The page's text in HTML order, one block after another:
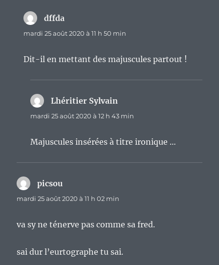
dffda
mardi 25 août 2020 à 11 h 50 min
Dit-il en mettant des majuscules partout !
Lhéritier Sylvain
mardi 25 août 2020 à 12 h 43 min
Majuscules insérées à titre ironique …
picsou
mardi 25 août 2020 à 11 h 02 min
va sy ne ténerve pas comme sa fred.
sai dur l’eurtographe tu sai.